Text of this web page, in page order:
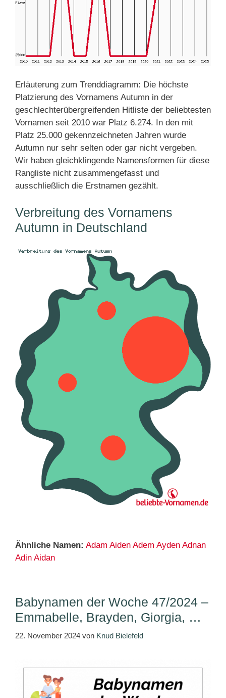
Erläuterung zum Trenddiagramm: Die höchste
Platzierung des Vornamens Autumn in der
geschlechterübergreifenden Hitliste der beliebtesten
Vornamen seit 2010 war Platz 6.274. In den mit
Platz 25.000 gekennzeichneten Jahren wurde
Autumn nur sehr selten oder gar nicht vergeben.
Wir haben gleichklingende Namensformen für diese
Rangliste nicht zusammengefasst und
ausschließlich die Erstnamen gezählt.
Verbreitung des Vornamens
Autumn in Deutschland
Ähnliche Namen: Adam Aiden Adem Ayden Adnan
Adin Aidan
Babynamen der Woche 47/2024 –
Emmabelle, Brayden, Giorgia, …
22. November 2024 von Knud Bielefeld